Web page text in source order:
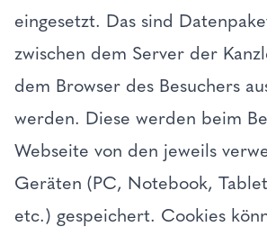
eingesetzt. Das sind
zwischen dem Server der
dem Browser des Besuchers
werden. Diese werden beim
Webseite von den jeweils
Geräten (PC, Notebook,
etc.) gespeichert. Cookies